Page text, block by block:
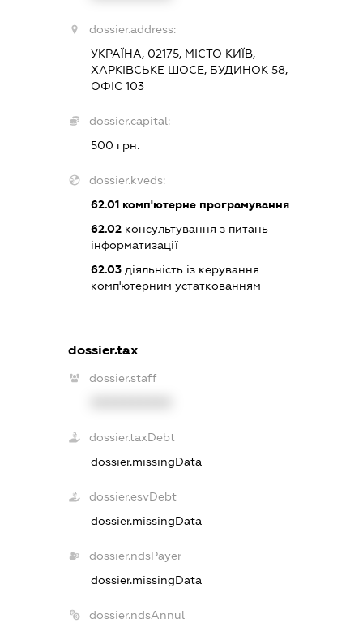
dossier.address:
УКРАЇНА, 02175, МІСТО КИЇВ,
ХАРКІВСЬКЕ ШОСЕ, БУДИНОК 58,
ОФІС 103
dossier.capital:
500 грн.
dossier.kveds:
62.01комп'ютерне програмування
62.02консультування з питань
інформатизації
62.03діяльність із керування
комп'ютерним устаткованням
dossier.tax
dossier.staff
dossier.taxDebt
dossier.missingData
dossier.esvDebt
dossier.missingData
dossier.ndsPayer
dossier.missingData
dossier.ndsAnnul